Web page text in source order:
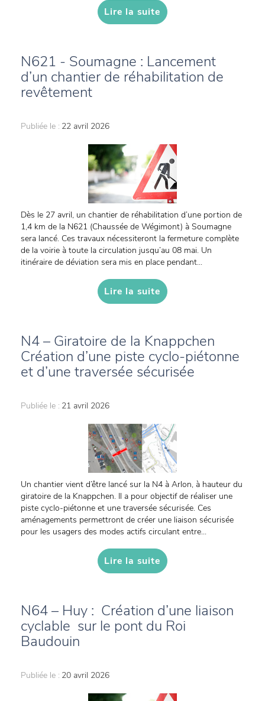
Lire la suite
N621 - Soumagne : Lancement
d’un chantier de réhabilitation de
revêtement
Publiée le : 22 avril 2026
Dès le 27 avril, un chantier de réhabilitation d’une portion de
1,4 km de la N621 (Chaussée de Wégimont) à Soumagne
sera lancé. Ces travaux nécessiteront la fermeture complète
de la voirie à toute la circulation jusqu’au 08 mai. Un
itinéraire de déviation sera mis en place pendant...
Lire la suite
N4 – Giratoire de la Knappchen
Création d’une piste cyclo-piétonne
et d’une traversée sécurisée
Publiée le : 21 avril 2026
Un chantier vient d’être lancé sur la N4 à Arlon, à hauteur du
giratoire de la Knappchen. Il a pour objectif de réaliser une
piste cyclo-piétonne et une traversée sécurisée. Ces
aménagements permettront de créer une liaison sécurisée
pour les usagers des modes actifs circulant entre...
Lire la suite
N64 – Huy : Création d’une liaison
cyclable sur le pont du Roi
Baudouin
Publiée le : 20 avril 2026